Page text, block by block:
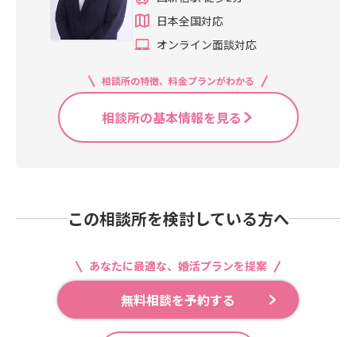
日本全国対応
オンライン面談対応
相談所の特徴、料金プランがわかる
相談所の基本情報を見る
この相談所を検討している方へ
あなたに最適な、婚活プランを提案
無料相談を予約する